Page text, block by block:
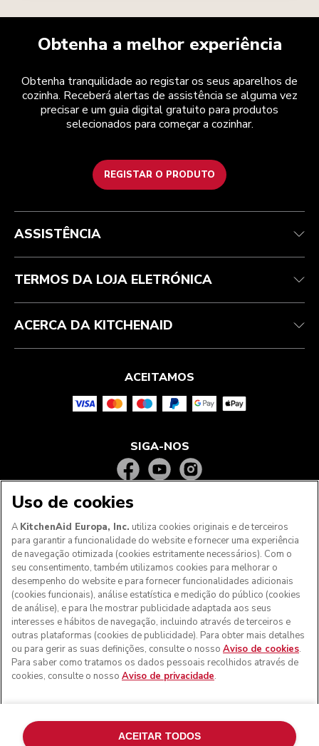
Obtenha a melhor experiência
Obtenha tranquilidade ao registar os seus aparelhos de
cozinha. Receberá alertas de assistência se alguma vez
precisar e um guia digital gratuito para produtos
selecionados para começar a cozinhar.
REGISTAR O PRODUTO
Health Check
Atendimento ao cliente
Acompanhar a sua encomenda
Garantia e documentos
Perguntas frequentes
Termos e condições
Envio e entrega
Devoluções e reembolsos
Marca
ODR
A marca
A nossa história
ASSISTÊNCIA
TERMOS DA LOJA ELETRÓNICA
ACERCA DA KITCHENAID
ACEITAMOS
SIGA-NOS
Aos clientes nos Açores, Madeira e outros territórios
portugueses: Por favor, contacte a nossa equipa de Apoio
ao Cliente para efetuar a sua encomenda, de forma a
podermos fornecer os custos de envio exatos e aplicar a
taxa de IVA correta
nos EUA e noutros locais.
Uso de cookies
A KitchenAid Europa, Inc. utiliza cookies originais e de terceiros
para garantir a funcionalidade do website e fornecer uma experiência
de navegação otimizada (cookies estritamente necessários). Com o
seu consentimento, também utilizamos cookies para melhorar o
desempenho do website e para fornecer funcionalidades adicionais
(cookies funcionais), análise estatística e medição do público (cookies
de análise), e para lhe mostrar publicidade adaptada aos seus
interesses e hábitos de navegação, incluindo através de terceiros e
outras plataformas (cookies de publicidade). Para obter mais detalhes
ou para gerir as suas definições, consulte o nosso Aviso de cookies.
Para saber como tratamos os dados pessoais recolhidos através de
cookies, consulte o nosso Aviso de privacidade.
ACEITAR TODOS